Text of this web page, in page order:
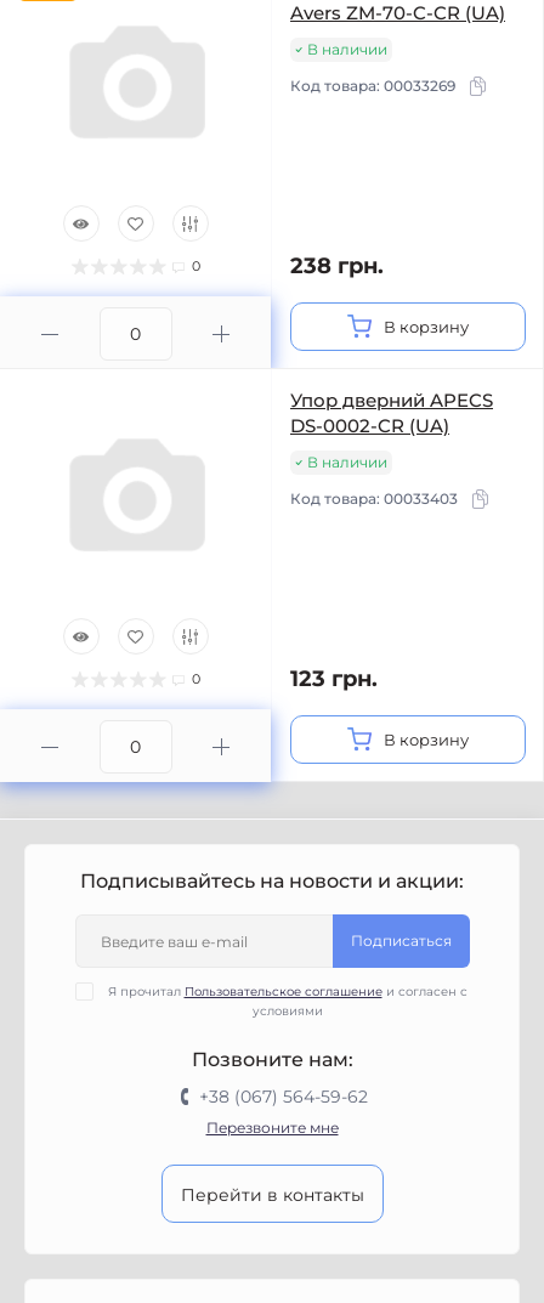
0
Avers ZM-70-C-CR (UA)
В наличии
Код товара: 00033269
238 грн.
В корзину
0
Упор дверний APECS
DS-0002-CR (UA)
В наличии
Код товара: 00033403
123 грн.
В корзину
Подписывайтесь на новости и акции:
Подписаться
Я прочитал Пользовательское соглашениеи согласен с
условиями
Позвоните нам:
+38 (067) 564-59-62
Перезвоните мне
Перейти в контакты